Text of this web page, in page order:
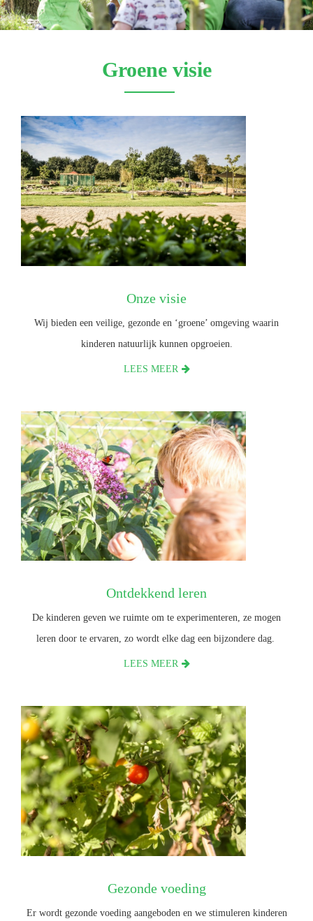
Groene visie
Onze visie
Wij bieden een veilige, gezonde en ‘groene’ omgeving waarin
kinderen natuurlijk kunnen opgroeien.
LEES MEER
Ontdekkend leren
De kinderen geven we ruimte om te experimenteren, ze mogen
leren door te ervaren, zo wordt elke dag een bijzondere dag.
LEES MEER
Gezonde voeding
Er wordt gezonde voeding aangeboden en we stimuleren kinderen